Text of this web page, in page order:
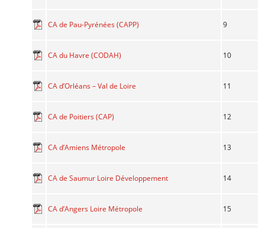
CA de Pau-Pyrénées (CAPP) 9
CA du Havre (CODAH) 10
CA d’Orléans – Val de Loire 11
CA de Poitiers (CAP) 12
CA d’Amiens Métropole 13
CA de Saumur Loire Développement 14
CA d’Angers Loire Métropole 15